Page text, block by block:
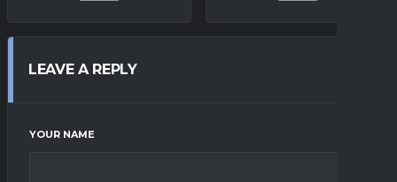
LEAVE A REPLY
YOUR NAME